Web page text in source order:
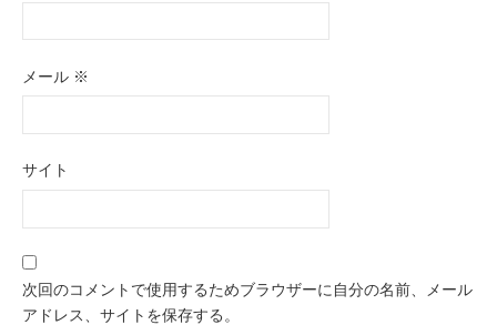
メール ※
サイト
次回のコメントで使用するためブラウザーに自分の名前、メール
アドレス、サイトを保存する。